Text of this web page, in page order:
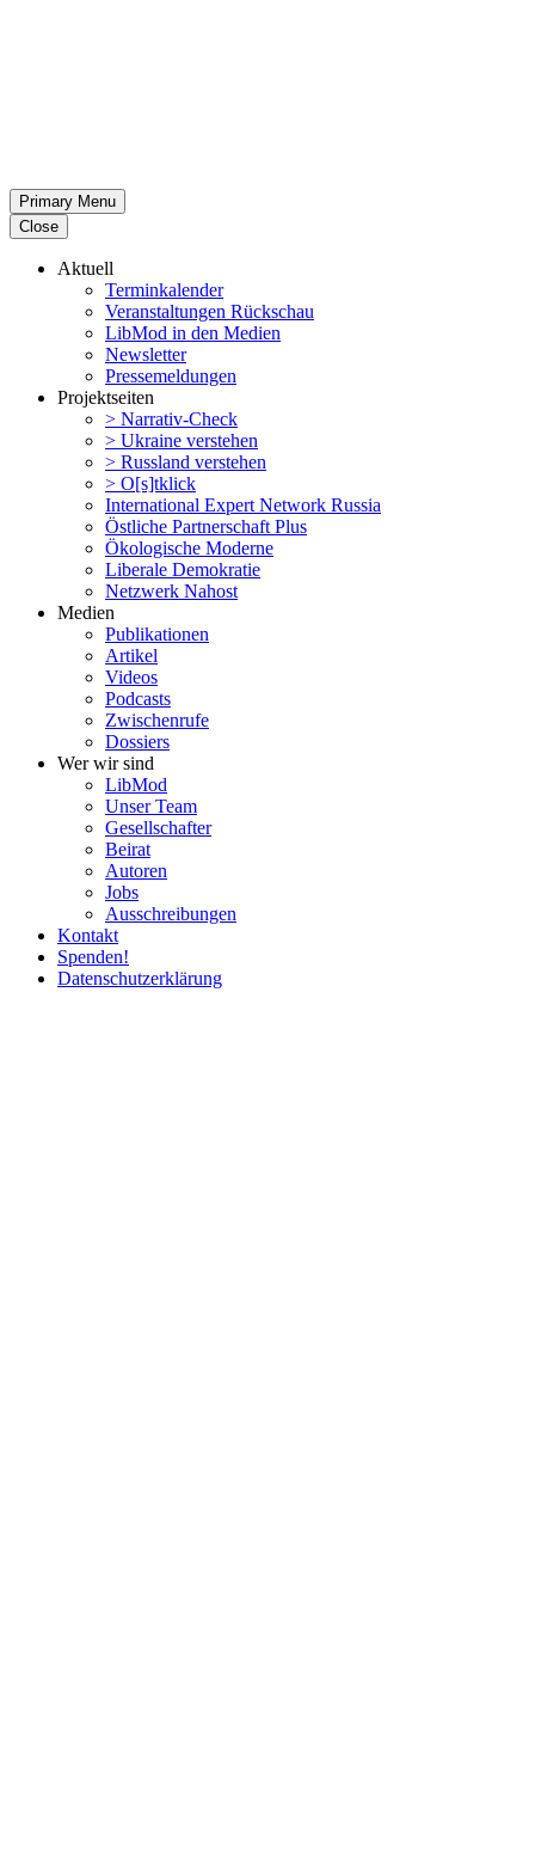
Primary Menu
Close
Aktuell
Termin­ka­lender
Veran­stal­tungen Rückschau
LibMod in den Medien
Newsletter
Presse­mel­dungen
Projekt­seiten
> Narrativ-Check
> Ukraine verstehen
> Russland verstehen
> O[s]tklick
Inter­na­tional Expert Network Russia
Östliche Partner­schaft Plus
Ökolo­gische Moderne
Liberale Demokratie
Netzwerk Nahost
Medien
Publi­ka­tionen
Artikel
Videos
Podcasts
Zwischenrufe
Dossiers
Wer wir sind
LibMod
Unser Team
Gesell­schafter
Beirat
Autoren
Jobs
Ausschrei­bungen
Kontakt
Spenden!
Daten­schutz­er­klärung